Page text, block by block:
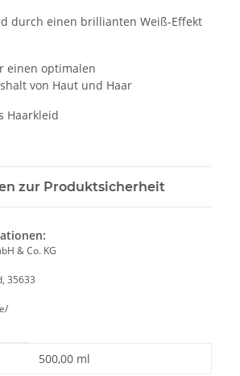
durch einen brillianten Weiß-Effekt
einen optimalen
von Haut und Haar
Haarkleid
zur Produktsicherheit
& Co. KG
35633
500,00 ml